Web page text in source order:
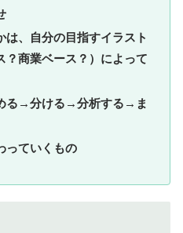
は、自分の目指すイラスト
？商業ベース？）によって
る→分ける→分析する→ま
っていくもの